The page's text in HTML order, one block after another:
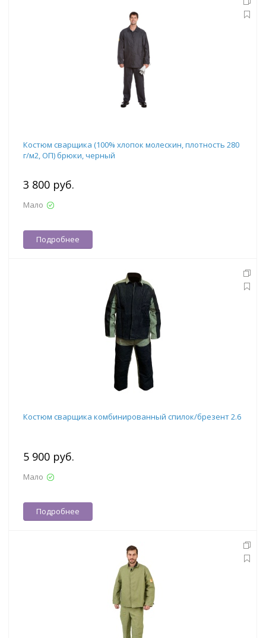
Костюм сварщика (100% хлопок молескин, плотность 280
г/м2, ОП) брюки, черный
3 800 руб.
Мало
Подробнее
Костюм сварщика комбинированный спилок/брезент 2.6
5 900 руб.
Мало
Подробнее